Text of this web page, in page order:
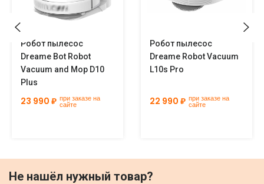
Робот пылесос
Dreame Bot Robot
Vacuum and Mop D10
Plus
23 990 ₽ при заказе на
сайте
Робот пылесос
Dreame Robot Vacuum
L10s Pro
22 990 ₽ при заказе на
сайте
Не нашёл нужный товар?